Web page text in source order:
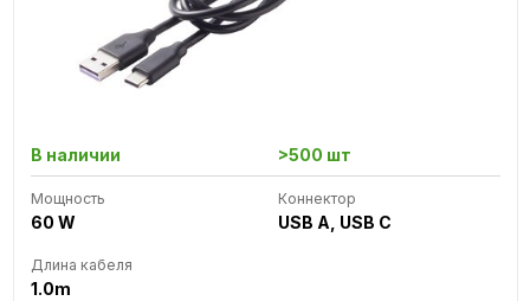
В наличии >500 шт
Мощность
60 W
Коннектор
USB A, USB C
Длина кабеля
1.0m